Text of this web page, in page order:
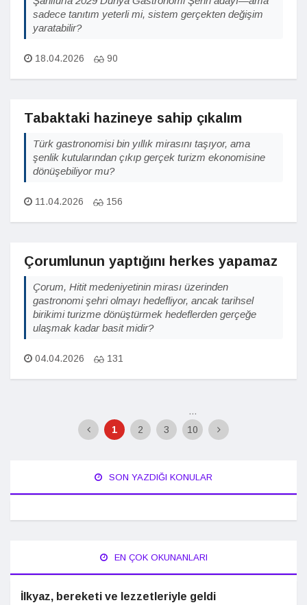
sadece tanıtım yeterli mi, sistem gerçekten değişim
yaratabilir?
18.04.2026 90
Tabaktaki hazineye sahip çıkalım
Türk gastronomisi bin yıllık mirasını taşıyor, ama
şenlik kutularından çıkıp gerçek turizm ekonomisine
dönüşebiliyor mu?
11.04.2026 156
Çorumlunun yaptığını herkes yapamaz
Çorum, Hitit medeniyetinin mirası üzerinden
gastronomi şehri olmayı hedefliyor, ancak tarihsel
birikimi turizme dönüştürmek hedeflerden gerçeğe
ulaşmak kadar basit midir?
04.04.2026 131
1 2 3
...
10
SON YAZDIĞI KONULAR
EN ÇOK OKUNANLARI
İlkyaz, bereketi ve lezzetleriyle geldi